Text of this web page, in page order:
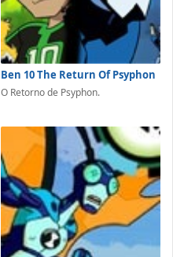
Ben 10 The Return Of Psyphon
O Retorno de Psyphon.